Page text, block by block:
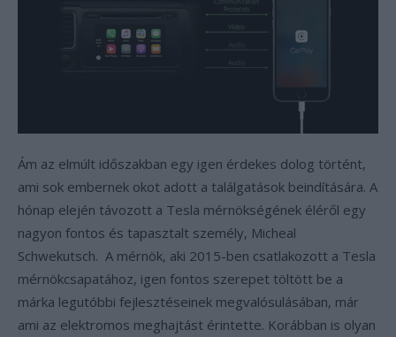
Ám az elmúlt időszakban egy igen érdekes dolog történt,
ami sok embernek okot adott a találgatások beindítására. A
hónap elején távozott a Tesla mérnökségének éléről egy
nagyon fontos és tapasztalt személy, Micheal
Schwekutsch. A mérnök, aki 2015-ben csatlakozott a Tesla
mérnökcsapatához, igen fontos szerepet töltött be a
márka legutóbbi fejlesztéseinek megvalósulásában, már
ami az elektromos meghajtást érintette. Korábban is olyan